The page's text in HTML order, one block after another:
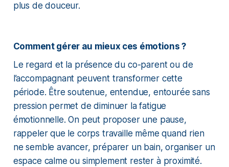
plus de douceur.
Comment gérer au mieux ces émotions ?
Le regard et la présence du co-parent ou de
l’accompagnant peuvent transformer cette
période. Être soutenue, entendue, entourée sans
pression permet de diminuer la fatigue
émotionnelle. On peut proposer une pause,
rappeler que le corps travaille même quand rien
ne semble avancer, préparer un bain, organiser un
espace calme ou simplement rester à proximité.